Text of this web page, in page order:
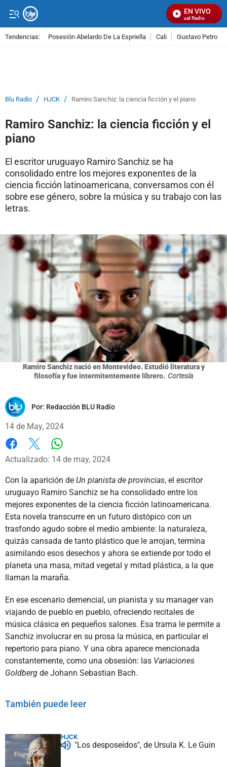
EN VIVO
Señal Visual Radio
Tendencias: Posesión Abelardo De La Espriella Cali Gustavo Petro
Blu Radio / HJCK / Ramiro Sanchiz: la ciencia ficción y el piano
Ramiro Sanchiz: la ciencia ficción y el
piano
El escritor uruguayo Ramiro Sanchiz se ha
consolidado entre los mejores exponentes de la
ciencia ficción latinoamericana, conversamos con él
sobre ese género, sobre la música y su trabajo con las
letras.
Ramiro Sanchiz nació en Montevideo. Estudió literatura y
filosofía y fue intermitentemente librero. Cortesía
Por: Redacción BLU Radio
14 de May, 2024
Facebook
X
Actualizado: 14 de may, 2024
Con la aparición de Un pianista de provincias, el escritor
uruguayo Ramiro Sanchiz se ha consolidado entre los
mejores exponentes de la ciencia ficción latinoamericana.
Esta novela transcurre en un futuro distópico con un
trasfondo agudo sobre el medio ambiente: la naturaleza,
quizás cansada de tanto plástico que le arrojan, termina
asimilando esos desechos y ahora se extiende por todo el
planeta una masa, mitad vegetal y mitad plástica, a la que
llaman la maraña.
En ese escenario demencial, un pianista y su manager van
viajando de pueblo en pueblo, ofreciendo recitales de
música clásica en pequeños salones. Esa trama le permite a
Sanchiz involucrar en su prosa la música, en particular el
repertorio para piano. Y una obra aparece mencionada
constantemente, como una obsesión: las Variaciones
Goldberg de Johann Sebastian Bach.
También puede leer
HJCK
"Los desposeídos", de Ursula K. Le Guin